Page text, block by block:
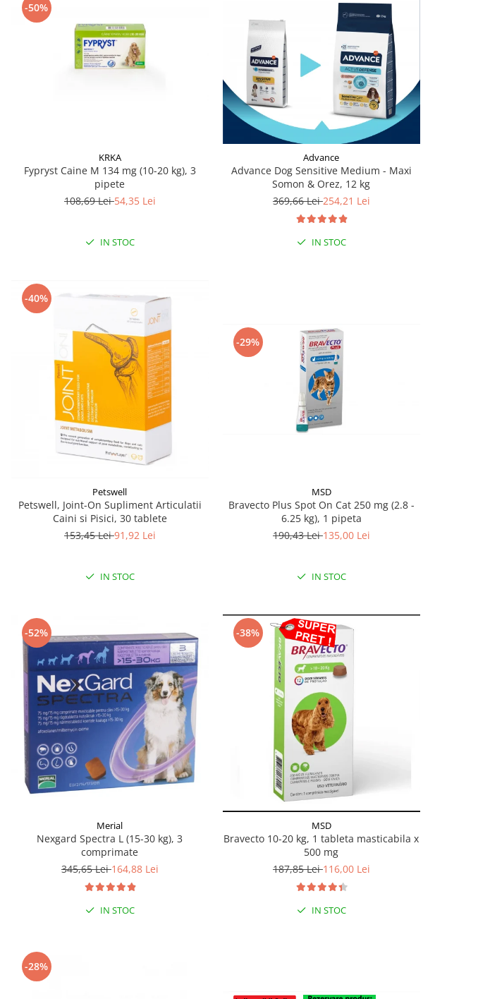
-50%
KRKA
Fypryst Caine M 134 mg (10-20 kg), 3
pipete
108,69 Lei54,35 Lei
IN STOC
Advance
Advance Dog Sensitive Medium - Maxi
Somon & Orez, 12 kg
369,66 Lei254,21 Lei
IN STOC
-40%
Petswell
Petswell, Joint-On Supliment Articulatii
Caini si Pisici, 30 tablete
153,45 Lei91,92 Lei
IN STOC
-29%
MSD
Bravecto Plus Spot On Cat 250 mg (2.8 -
6.25 kg), 1 pipeta
190,43 Lei135,00 Lei
IN STOC
-52%
Merial
Nexgard Spectra L (15-30 kg), 3
comprimate
345,65 Lei164,88 Lei
IN STOC
-38%
MSD
Bravecto 10-20 kg, 1 tableta masticabila x
500 mg
187,85 Lei116,00 Lei
IN STOC
-28%